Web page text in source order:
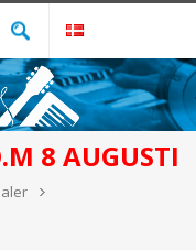
8 AUGUSTI